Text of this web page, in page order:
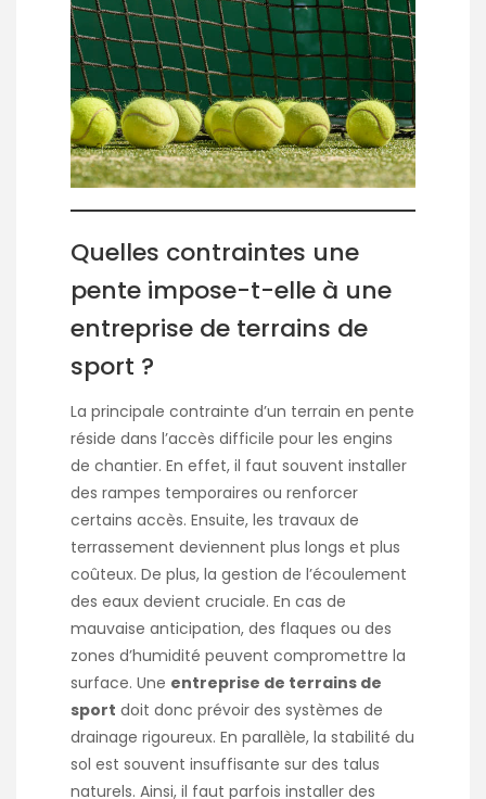
Quelles contraintes une
pente impose-t-elle à une
entreprise de terrains de
sport ?
La principale contrainte d’un terrain en pente
réside dans l’accès difficile pour les engins
de chantier. En effet, il faut souvent installer
des rampes temporaires ou renforcer
certains accès. Ensuite, les travaux de
terrassement deviennent plus longs et plus
coûteux. De plus, la gestion de l’écoulement
des eaux devient cruciale. En cas de
mauvaise anticipation, des flaques ou des
zones d’humidité peuvent compromettre la
surface. Une entreprise de terrains de
sport doit donc prévoir des systèmes de
drainage rigoureux. En parallèle, la stabilité du
sol est souvent insuffisante sur des talus
naturels. Ainsi, il faut parfois installer des